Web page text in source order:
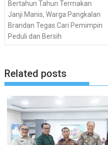
Bertahun Tahun Termakan
Janji Manis, Warga Pangkalan
Brandan Tegas Cari Pemimpin
Peduli dan Bersih
Related posts